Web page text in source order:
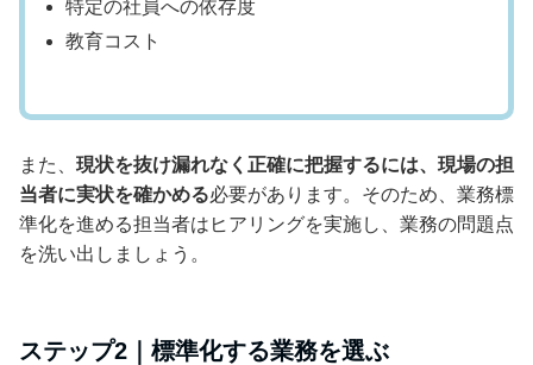
特定の社員への依存度
教育コスト
また、 現状を抜け漏れなく正確に把握するには、現場の担
当者に実状を確かめる必要があります。そのため、業務標
準化を進める担当者はヒアリングを実施し、業務の問題点
を洗い出しましょう。
ステップ2｜標準化する業務を選ぶ